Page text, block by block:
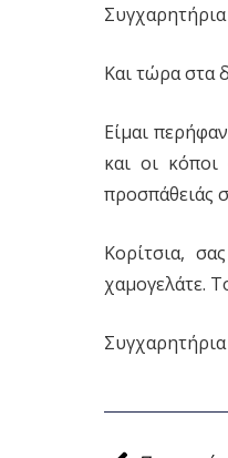
Και τώρα στα
Είμαι
και οι
προσπάθειάς
Κορίτσια,
χαμογελάτε.
Συγχαρητήρια